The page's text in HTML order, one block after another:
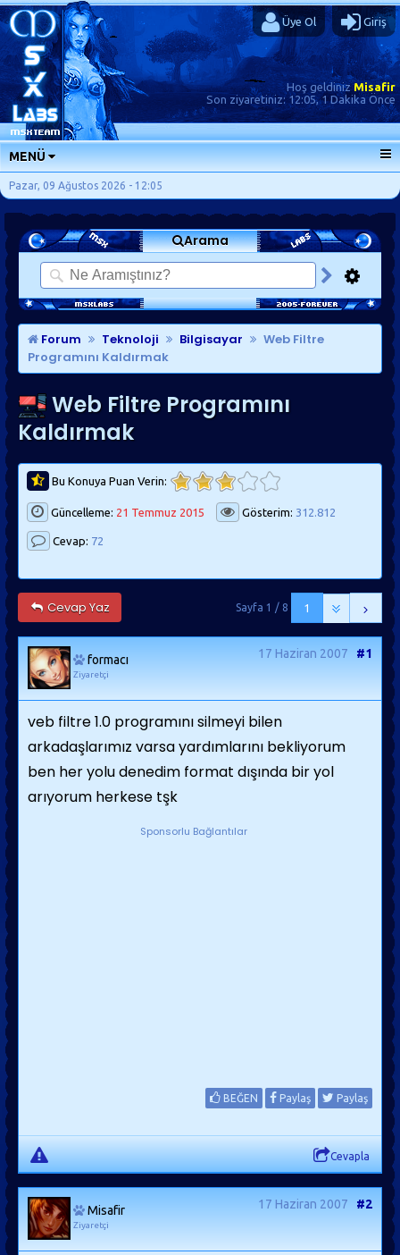
Üye Ol Giriş
Hoş geldinizMisafir
Son ziyaretiniz: 12:05, 1 Dakika Önce
MENÜ
ANA SAYFA
FORUMLAR
SORU-CEVAP
GÜNLÜKLER
SON MESAJLAR
KISAYOLLAR
Pazar, 09 Ağustos 2026 - 12:05
Arama
Forum Teknoloji Bilgisayar
Web Filtre
Programını Kaldırmak
Web Filtre Programını
Kaldırmak
Bu Konuya Puan Verin:
Güncelleme: 21 Temmuz 2015 Gösterim: 312.812
Cevap: 72
Cevap Yaz 1
Sayfa 1 / 8
formacı
Ziyaretçi
17 Haziran 2007 #1
veb filtre 1.0 programını silmeyi bilen
arkadaşlarımız varsa yardımlarını bekliyorum
ben her yolu denedim format dışında bir yol
arıyorum herkese tşk
Sponsorlu Bağlantılar
BEĞEN Paylaş Paylaş
Cevapla
Misafir
Ziyaretçi
17 Haziran 2007 #2